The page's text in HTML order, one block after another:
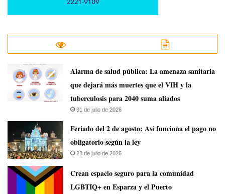
​Alarma de salud pública: La amenaza sanitaria
que dejará más muertes que el VIH y la
tuberculosis para 2040 suma aliados
31 de julio de 2026
Feriado del 2 de agosto: Así funciona el pago no
obligatorio según la ley
28 de julio de 2026
Crean espacio seguro para la comunidad
LGBTIQ+ en Esparza y el Puerto